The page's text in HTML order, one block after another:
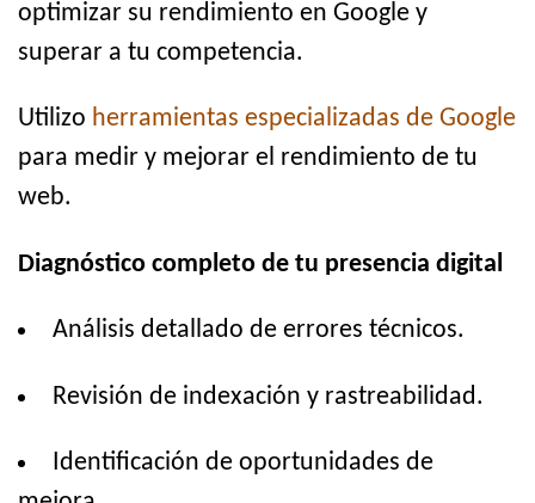
optimizar su rendimiento en Google y
superar a tu competencia.
Utilizo herramientas especializadas de Google
para medir y mejorar el rendimiento de tu
web.
Diagnóstico completo de tu presencia digital
Análisis detallado de errores técnicos.
Revisión de indexación y rastreabilidad.
Identificación de oportunidades de